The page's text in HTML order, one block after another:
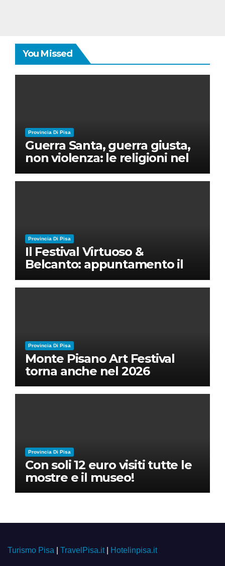
You Missed
Provincia Di Pisa
Guerra Santa, guerra giusta,
non violenza: le religioni nel
nuovo disordine mondiale
Provincia Di Pisa
Il Festival Virtuoso &
Belcanto: appuntamento il
28 luglio a Palazzo Blu con
Ruben Micieli
Provincia Di Pisa
Monte Pisano Art Festival
torna anche nel 2026
Provincia Di Pisa
Con soli 12 euro visiti tutte le
mostre e il museo!
Turismo Pisa TravelPisa.it| Hotelinpisa.it